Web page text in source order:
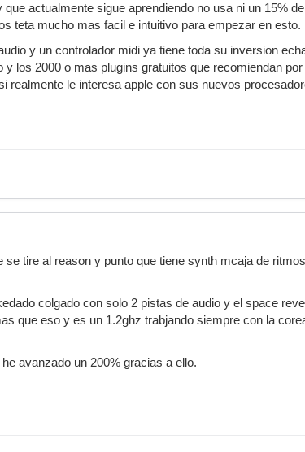
actualmente sigue aprendiendo no usa ni un 15%
teta mucho mas facil e intuitivo para empezar en esto.
y un controlador midi ya tiene toda su inversion
los 2000 o mas plugins gratuitos que recomiendan
le interesa apple con sus nuevos
tire al reason y punto que tiene synth mcaja de
colgado con solo 2 pistas de audio y el space
que eso y es un 1.2ghz trabjando siempre con la
avanzado un 200% gracias a ello.